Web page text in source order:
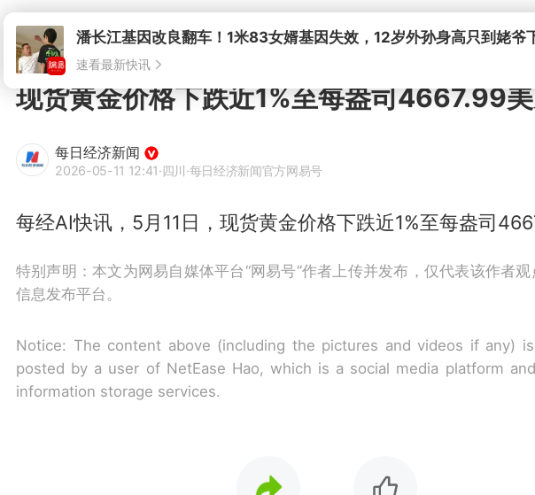
现货黄金价格下跌近1%至每盎司4667.99
每日经济新闻
2026-05-11 12:41·四川·每日经济新闻官方网易号
每经AI快讯，5月11日，现货黄金价格下跌近1%至每盎司
特别声明：本文为网易自媒体平台“网易号”作者上传并发布，仅代表该作者
信息发布平台。
Notice: The content above (including the pictures and videos if any)
posted by a user of NetEase Hao, which is a social media platform
information storage services.